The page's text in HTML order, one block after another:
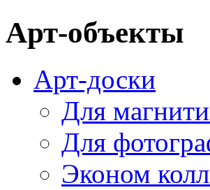
Арт-объекты
Арт-доски
Для
Для
Эконом